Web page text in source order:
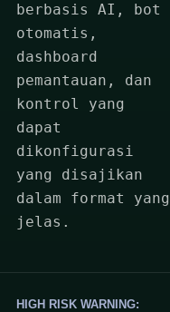
berbasis AI, bot
otomatis,
dashboard
pemantauan, dan
kontrol yang
dapat
dikonfigurasi
yang disajikan
dalam format yang
jelas.